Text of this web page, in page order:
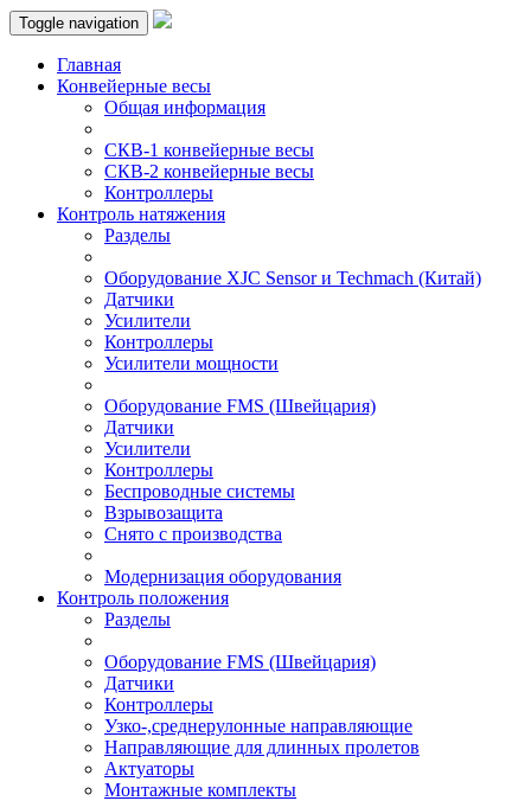
Toggle navigation
Главная
Конвейерные весы
Общая информация
СКВ-1 конвейерные весы
СКВ-2 конвейерные весы
Контроллеры
Контроль натяжения
Разделы
Оборудование XJC Sensor и Techmach (Китай)
Датчики
Усилители
Контроллеры
Усилители мощности
Оборудование FMS (Швейцария)
Датчики
Усилители
Контроллеры
Беспроводные системы
Взрывозащита
Снято с производства
Модернизация оборудования
Контроль положения
Разделы
Оборудование FMS (Швейцария)
Датчики
Контроллеры
Узко-,среднерулонные направляющие
Направляющие для длинных пролетов
Актуаторы
Монтажные комплекты